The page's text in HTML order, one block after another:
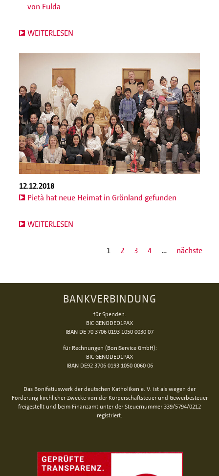
von Fulda
WEITERLESEN
12.12.2018
Pietà hat neue Heimat in Grönland gefunden
WEITERLESEN
1 2 3 4 … nächste
BANKVERBINDUNG
für Spenden:
BIC GENODED1PAX
IBAN DE 70 3706 0193 1050 0030 07
für Rechnungen (BoniService GmbH):
BIC GENODED1PAX
IBAN DE92 3706 0193 1050 0060 06
Das Bonifatiuswerk der deutschen Katholiken e. V. ist als wegen der
Förderung kirchlicher Zwecke von der Körperschaftsteuer und Gewerbesteuer
freigestellt und beim Finanzamt unter der Steuernummer 339/5794/0212
registriert.